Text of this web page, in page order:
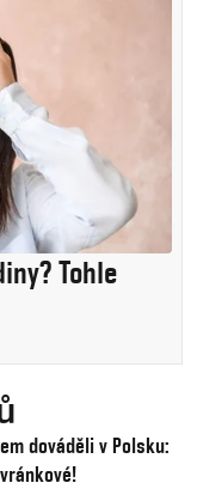
Tohle
dováděli v Polsku: